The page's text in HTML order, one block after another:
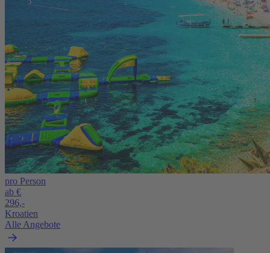
pro Person
ab €
296,-
Kroatien
Alle Angebote